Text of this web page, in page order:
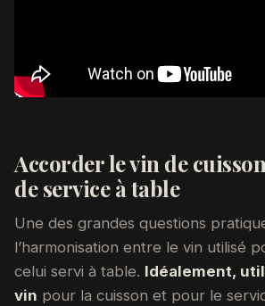
Accorder le vin de
de service à table
Une des grandes questions
l’harmonisation entre le vin utilisé
celui servi à table. Idéalement,
vin pour la cuisson et pour le